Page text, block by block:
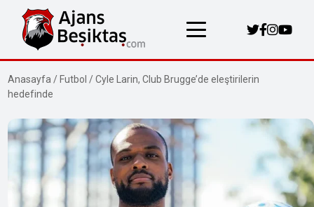
Anasayfa / Futbol /Cyle Larin, Club Brugge’de eleştirilerin
hedefinde